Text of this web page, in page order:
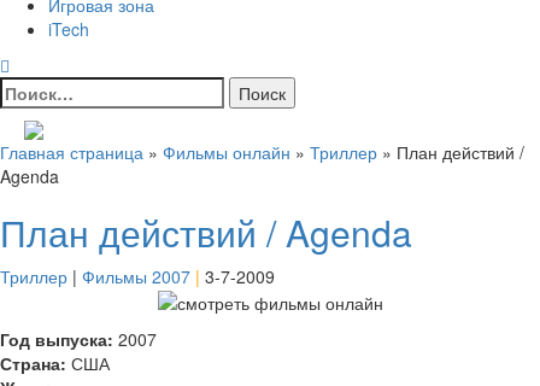
Игровая зона
iTech
Найти:
Главная страница » Фильмы онлайн » Триллер » План действий /
Agenda
План действий / Agenda
Триллер | Фильмы 2007 | 3-7-2009
Год выпуска: 2007
Страна: США